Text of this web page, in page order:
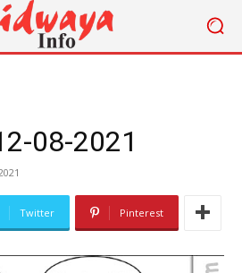
08-2021
Twitter Pinterest